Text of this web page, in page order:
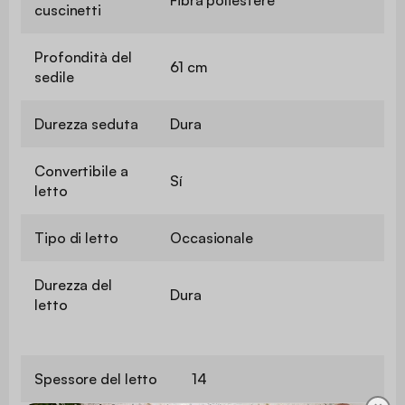
cuscinetti
Profondità del
sedile
61 cm
Durezza seduta Dura
Convertibile a
letto
Sí
Tipo di letto Occasionale
Durezza del
letto
Dura
Spessore del letto 14